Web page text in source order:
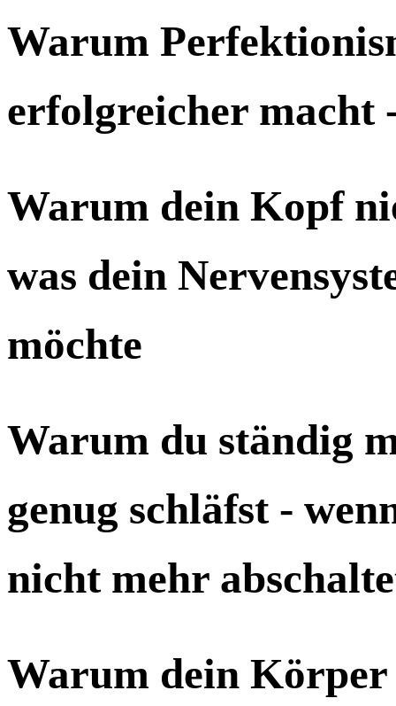
Warum
erfolgreicher macht
Warum dein Kopf
was dein
möchte
Warum du ständig
genug schläfst -
nicht mehr
Warum dein